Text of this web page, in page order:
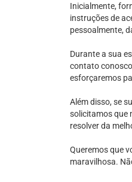
Inicialmente,
instruções de
pessoalmente,
Durante a sua
contato
esforçaremos
Além disso, se
solicitamos que
resolver da
Queremos que
maravilhosa.